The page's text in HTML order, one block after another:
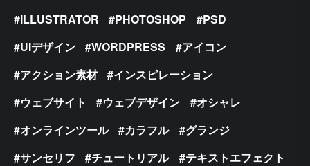
ILLUSTRATOR
PHOTOSHOP
PSD
UIデザイン
WORDPRESS
アイコン
アクション素材
インスピレーション
ウェブサイト
ウェブデザイン
オシャレ
オンラインツール
カラフル
グランジ
サンセリフ
チュートリアル
テキストエフェクト